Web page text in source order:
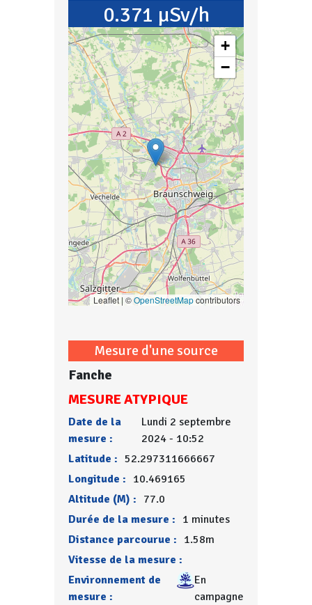
0.371 µSv/h
+
−
Leaflet | ©OpenStreetMapcontributors
Mesure d'une source
Fanche
MESURE ATYPIQUE
Date de la
mesure :
Lundi 2 septembre
2024 - 10:52
Latitude : 52.297311666667
Longitude : 10.469165
Altitude (M) : 77.0
Durée de la mesure : 1 minutes
Distance parcourue : 1.58m
Vitesse de la mesure :
Environnement de
mesure :
En
campagne